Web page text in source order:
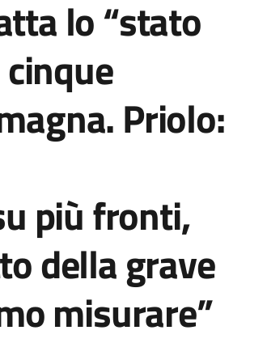
lo “stato
Priolo:
più fronti,
della grave
misurare”